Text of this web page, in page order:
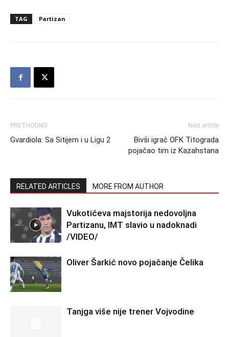
TAG Partizan
PRETHODNO
Gvardiola: Sa Sitijem i u Ligu 2
Next article
Bivši igrač OFK Titograda
pojačao tim iz Kazahstana
RELATED ARTICLES MORE FROM AUTHOR
Vukotićeva majstorija nedovoljna
Partizanu, IMT slavio u nadoknadi
/VIDEO/
Oliver Šarkić novo pojačanje Čelika
Tanjga više nije trener Vojvodine